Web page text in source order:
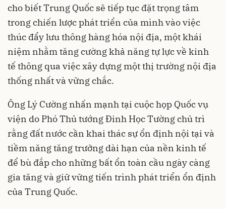
cho biết Trung Quốc sẽ tiếp tục đặt trọng tâm
trong chiến lược phát triển của mình vào việc
thúc đẩy lưu thông hàng hóa nội địa, một khái
niệm nhằm tăng cường khả năng tự lực về kinh
tế thông qua việc xây dựng một thị trường nội địa
thống nhất và vững chắc.
Ông Lý Cường nhấn mạnh tại cuộc họp Quốc vụ
viện do Phó Thủ tướng Đinh Học Tường chủ trì
rằng đất nước cần khai thác sự ổn định nội tại và
tiềm năng tăng trưởng dài hạn của nền kinh tế
để bù đắp cho những bất ổn toàn cầu ngày càng
gia tăng và giữ vững tiến trình phát triển ổn định
của Trung Quốc.